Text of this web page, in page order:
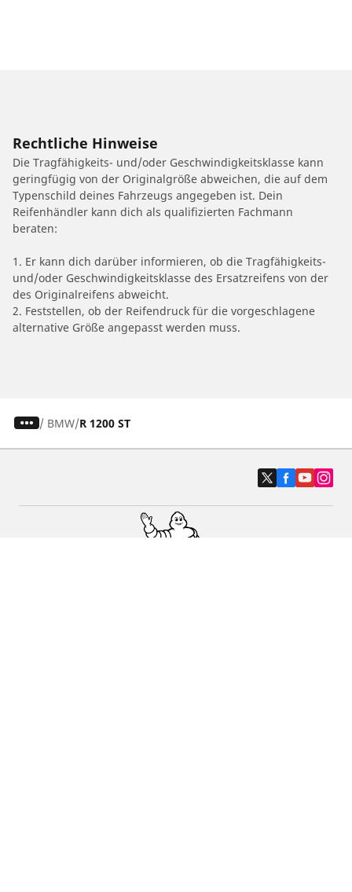
Rechtliche Hinweise
Die Tragfähigkeits- und/oder Geschwindigkeitsklasse kann
geringfügig von der Originalgröße abweichen, die auf dem
Typenschild deines Fahrzeugs angegeben ist. Dein
Reifenhändler kann dich als qualifizierten Fachmann
beraten:
1. Er kann dich darüber informieren, ob die Tragfähigkeits-
und/oder Geschwindigkeitsklasse des Ersatzreifens von der
des Originalreifens abweicht.
2. Feststellen, ob der Reifendruck für die vorgeschlagene
alternative Größe angepasst werden muss.
/ BMW R 1200 ST